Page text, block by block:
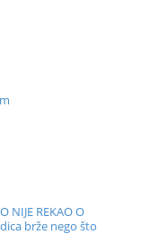
NIJE REKAO O
brže nego što